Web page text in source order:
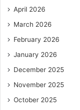
April 2026
March 2026
February 2026
January 2026
December 2025
November 2025
October 2025